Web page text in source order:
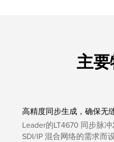
主
高精度同步生成，确保无
Leader的LT4670 同步脉
SDI/IP 混合网络的需求而